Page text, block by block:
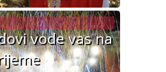
vode vas na